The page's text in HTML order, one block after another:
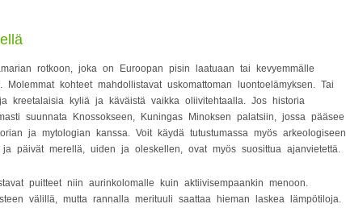
rotkoon, joka on Euroopan pisin laatuaan tai kevyemmälle
Molemmat kohteet mahdollistavat uskomattoman luontoelämyksen. Tai
kreetalaisia kyliä ja käväistä vaikka oliivitehtaalla. Jos historia
suunnata Knossokseen, Kuningas Minoksen palatsiin, jossa pääsee
ja mytologian kanssa. Voit käydä tutustumassa myös arkeologiseen
ja päivät merellä, uiden ja oleskellen, ovat myös suosittua ajanvietettä.
puitteet niin aurinkolomalle kuin aktiivisempaankin menoon.
välillä, mutta rannalla merituuli saattaa hieman laskea lämpötiloja.